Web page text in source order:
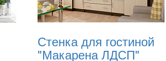
Стенка для гостиной
"Макарена ЛДСП"